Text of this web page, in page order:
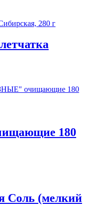
180
Соль (мелкий